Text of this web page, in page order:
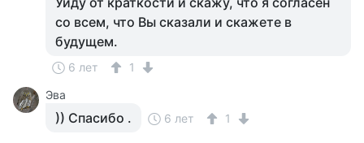
со всем, что Вы сказали и скажете в
будущем.
6 лет
1
Эва
)) Спасибо . 6 лет 1